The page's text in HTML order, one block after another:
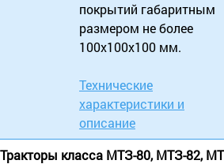
покрытий габаритным
размером не более
100х100х100 мм.
Технические
характеристики и
описание
Тракторы класса МТЗ-80, МТЗ-82,